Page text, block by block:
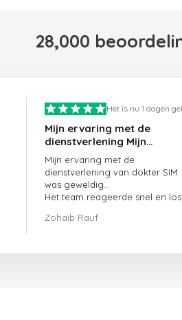
28,000
Het is nu 1 dagen
Mijn ervaring met de
dienstverlening Mijn
ervaring met de
dienstverlening van
doctorSIM was geweldig.
Mijn ervaring met de
dienstverlening van dokter SIM
was geweldig...
Het team reageerde snel en
meteen op.
Zohaib Rauf